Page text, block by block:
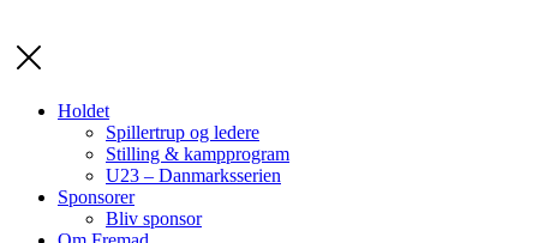
Holdet
Spillertrup og ledere
Stilling & kampprogram
U23 – Danmarksserien
Sponsorer
Bliv sponsor